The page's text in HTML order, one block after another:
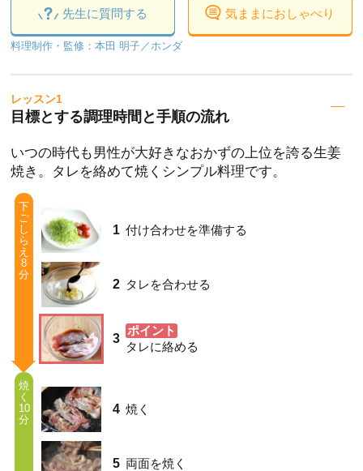
先生に質問する
料理制作・監修：本田 明子／ホンダ
気ままにおしゃべり
レッスン1
目標とする調理時間と手順の流れ
いつの時代も男性が大好きなおかずの上位を誇る生姜
焼き。タレを絡めて焼くシンプル料理です。
下
ご
し
ら
え
8
分
1 付け合わせを準備する
2 タレを合わせる
3
ポイント
タレに絡める
焼
く
10
分
4 焼く
5 両面を焼く